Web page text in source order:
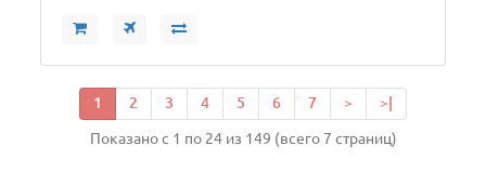
1 2 3 4 5 6 7 > >|
Показано с 1 по 24 из 149 (всего 7 страниц)